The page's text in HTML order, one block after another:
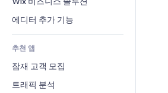
식품 및 음료
계산기
검색
일기예보
차트 및 표
커뮤니티
평가와 후기
CRM
에디터 추가 기능
추천 앱
잠재 고객 모집
트래픽 분석